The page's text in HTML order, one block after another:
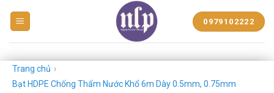
NHỰA
PHÁT
0979102222
Trang chủ ›
Bạt HDPE Chống Thấm Nước Khổ 6m Dày 0.5mm, 0.75mm